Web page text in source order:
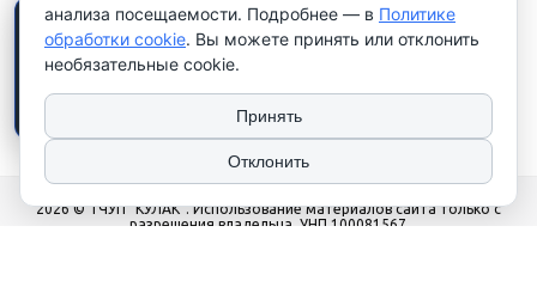
2026 © ТЧУП "КУЛАК". Использование материалов сайта только с
разрешения владельца. УНП 100081567
анализа посещаемости. Подробнее — в Политике
обработки cookie. Вы можете принять или отклонить
необязательные cookie.
Принять
Отклонить
×
Работаем только с
юридическими лицами и
индивидуальными
предпринимателями. Цены